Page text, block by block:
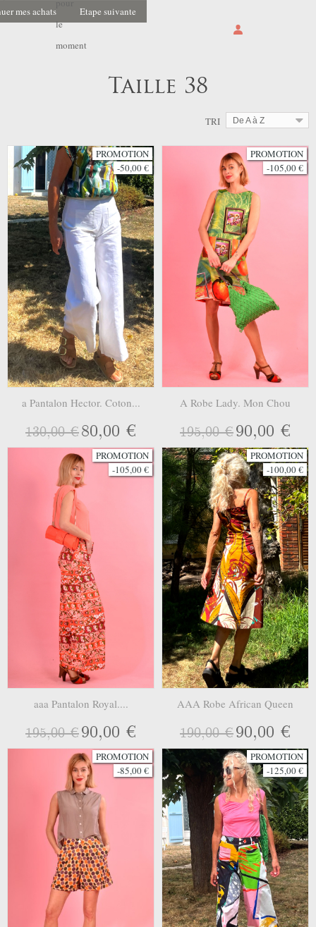
pour
le
moment
mes achats Etape suivante
Taille 38
TRI De A à Z
PROMOTION
-50,00 €
a Pantalon Hector. Coton...
130,00 €80,00 €
PROMOTION
-105,00 €
A Robe Lady. Mon Chou
195,00 €90,00 €
PROMOTION
-105,00 €
aaa Pantalon Royal....
195,00 €90,00 €
PROMOTION
-100,00 €
AAA Robe African Queen
190,00 €90,00 €
PROMOTION
-85,00 €
PROMOTION
-125,00 €